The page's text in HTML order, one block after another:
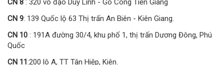
CN 8 : 320 võ đạo Duy Linh - Gò Công Tiền Giang
CN 9: 139 Quốc lộ 63 Thị trấn An Biên - Kiên Giang.
CN 10 : 191A đường 30/4, khu phố 1, thị trấn Dương Đông, Phú
Quốc
CN 11:200 lô A, TT Tân Hiệp, Kiên.